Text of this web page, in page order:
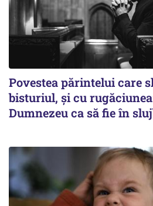
Povestea părintelui care
bisturiul, și cu
Dumnezeu ca să fie în